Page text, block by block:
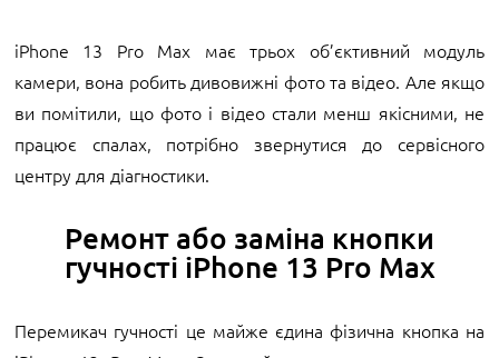
iPhone 13 Pro Max має трьох об’єктивний модуль
камери, вона робить дивовижні фото та відео. Але якщо
ви помітили, що фото і відео стали менш якісними, не
працює спалах, потрібно звернутися до сервісного
центру для діагностики.
Ремонт або заміна кнопки
гучності iPhone 13 Pro Max
Перемикач гучності це майже єдина фізична кнопка на